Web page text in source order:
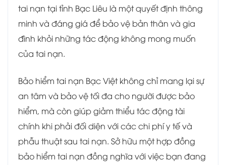
tai nạn tại tỉnh Bạc Liêu là một quyết định thông
minh và đáng giá để bảo vệ bản thân và gia
đình khỏi những tác động không mong muốn
của tai nạn.
Bảo hiểm tai nạn Bạc Việt không chỉ mang lại sự
an tâm và bảo vệ tối đa cho người được bảo
hiểm, mà còn giúp giảm thiểu tác động tài
chính khi phải đối diện với các chi phí y tế và
phẫu thuật sau tai nạn. Sở hữu một hợp đồng
bảo hiểm tai nạn đồng nghĩa với việc bạn đang